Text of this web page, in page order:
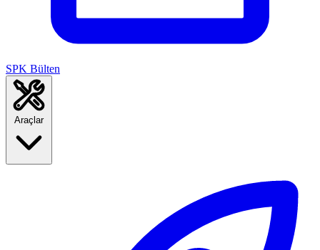
SPK Bülten
Araçlar